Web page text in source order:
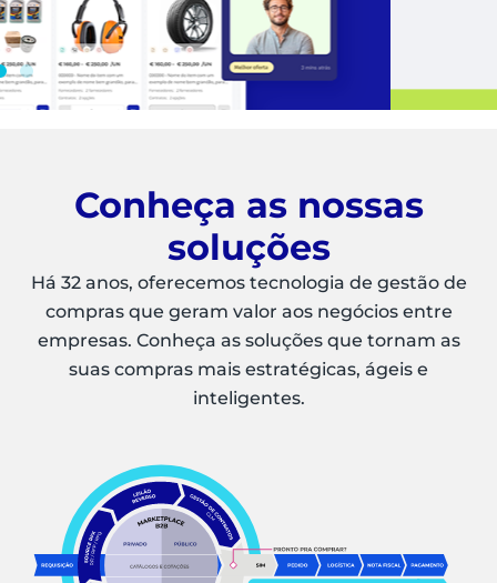
Conheça as nossas
soluções
Há 32 anos, oferecemos tecnologia de gestão de
compras que geram valor aos negócios entre
empresas. Conheça as soluções que tornam as
suas compras mais estratégicas, ágeis e
inteligentes.